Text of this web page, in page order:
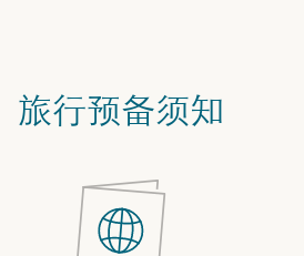
旅行预备须知